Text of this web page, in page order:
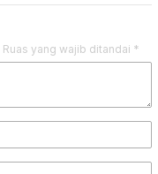
Ruas yang wajib ditandai *